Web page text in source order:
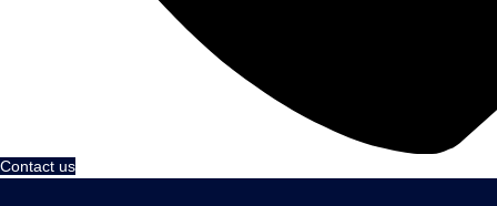
Contact us